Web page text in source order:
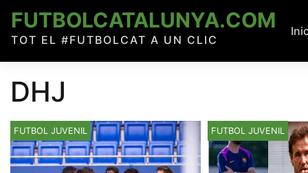
content
FUTBOLCATALUNYA.COM
TOT EL #FUTBOLCAT A UN CLIC
DHJ
FUTBOL JUVENIL FUTBOL JUVENIL
Navegació
d'entrades
Entrades anteriors